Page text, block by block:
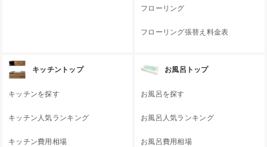
フローリング
フローリング張替え料金表
キッチントップ
キッチンを探す
キッチン人気ランキング
キッチン費用相場
お風呂トップ
お風呂を探す
お風呂人気ランキング
お風呂費用相場